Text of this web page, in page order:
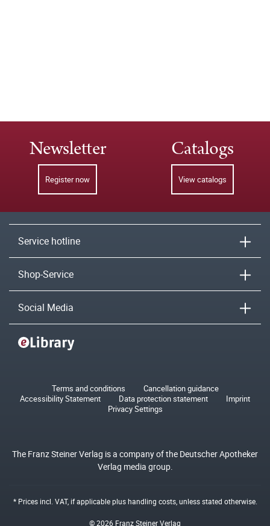
Newsletter
Register now
Catalogs
View catalogs
Service hotline
Shop-Service
Social Media
Terms and conditions
Cancellation guidance
Accessibility Statement
Data protection statement
Imprint
Privacy Settings
The Franz Steiner Verlag is a company of the Deutscher Apotheker
Verlag media group.
* Prices incl. VAT, if applicable plushandling costs, unless stated otherwise.
© 2026 Franz Steiner Verlag